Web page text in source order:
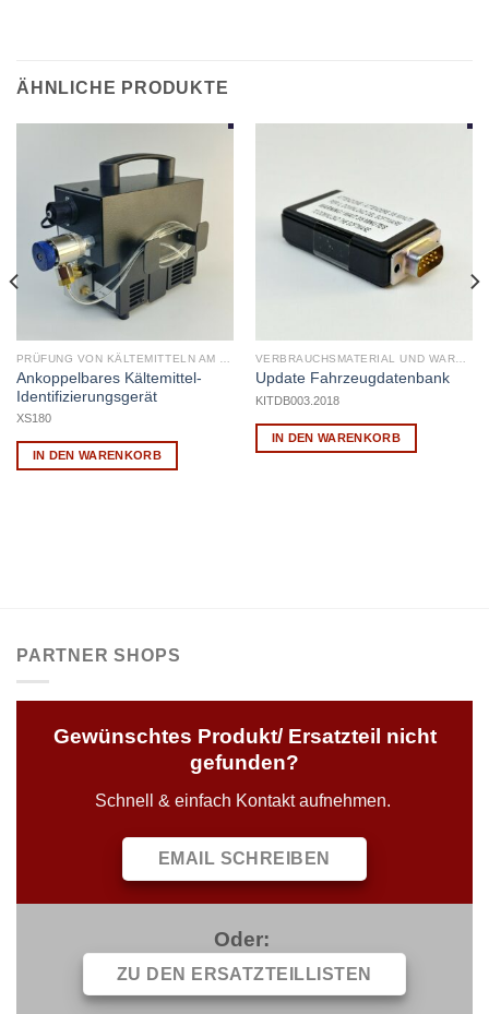
ÄHNLICHE PRODUKTE
Ankoppelbares Kältemittel-
Identifizierungsgerät
XS180
IN DEN WARENKORB
Update Fahrzeugdatenbank
KITDB003.2018
IN DEN WARENKORB
PARTNER SHOPS
Gewünschtes Produkt/ Ersatzteil nicht
gefunden?
Schnell & einfach Kontakt aufnehmen.
EMAIL SCHREIBEN
Oder:
ZU DEN ERSATZTEILLISTEN